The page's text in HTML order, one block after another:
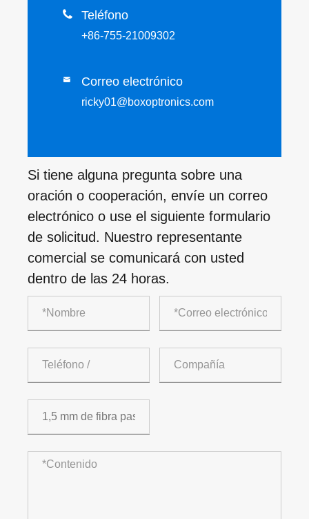
 Teléfono
+86-755-21009302
 Correo electrónico
ricky01@boxoptronics.com
Si tiene alguna pregunta sobre una
oración o cooperación, envíe un correo
electrónico o use el siguiente formulario
de solicitud. Nuestro representante
comercial se comunicará con usted
dentro de las 24 horas.